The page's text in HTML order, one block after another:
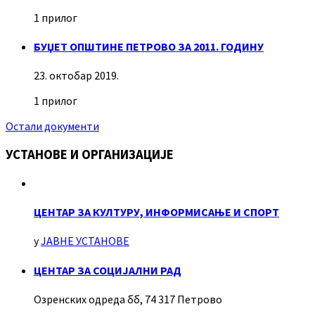
1 прилог
БУЏЕТ ОПШТИНЕ ПЕТРОВО ЗА 2011. ГОДИНУ
23. октобар 2019.
1 прилог
Остали документи
УСТАНОВЕ И ОРГАНИЗАЦИЈЕ
ЦЕНТАР ЗА КУЛТУРУ, ИНФОРМИСАЊЕ И СПОРТ
уЈАВНЕ УСТАНОВЕ
ЦЕНТАР ЗА СОЦИЈАЛНИ РАД
Озренских одреда бб, 74 317 Петрово